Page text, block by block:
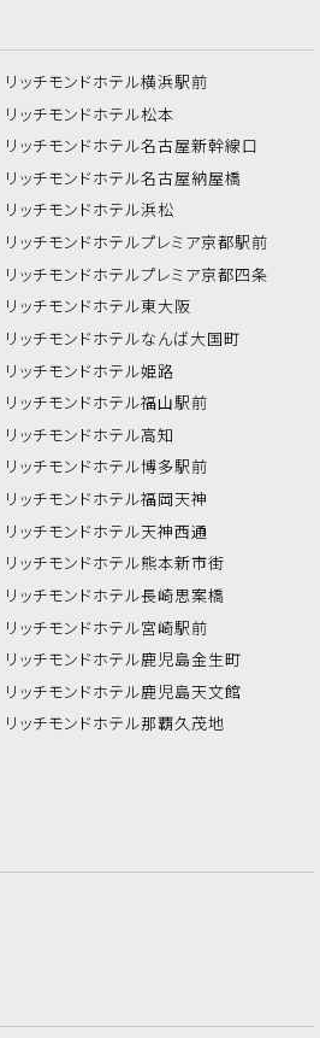
リッチモンドホテル横浜駅前
リッチモンドホテル松本
リッチモンドホテル名古屋新幹線口
リッチモンドホテル名古屋納屋橋
リッチモンドホテル浜松
リッチモンドホテルプレミア京都駅前
リッチモンドホテルプレミア京都四条
リッチモンドホテル東大阪
リッチモンドホテルなんば大国町
リッチモンドホテル姫路
リッチモンドホテル福山駅前
リッチモンドホテル高知
リッチモンドホテル博多駅前
リッチモンドホテル福岡天神
リッチモンドホテル天神西通
リッチモンドホテル熊本新市街
リッチモンドホテル長崎思案橋
リッチモンドホテル宮崎駅前
リッチモンドホテル鹿児島金生町
リッチモンドホテル鹿児島天文館
リッチモンドホテル那覇久茂地